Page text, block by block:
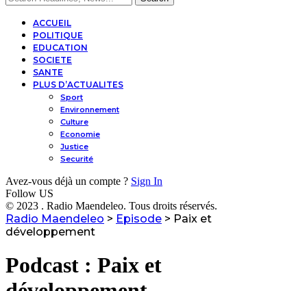
ACCUEIL
POLITIQUE
EDUCATION
SOCIETE
SANTE
PLUS D’ACTUALITES
Sport
Environnement
Culture
Economie
Justice
Securité
Avez-vous déjà un compte ? Sign In
Follow US
© 2023 . Radio Maendeleo. Tous droits réservés.
Radio Maendeleo > Episode > Paix et
développement
Podcast : Paix et